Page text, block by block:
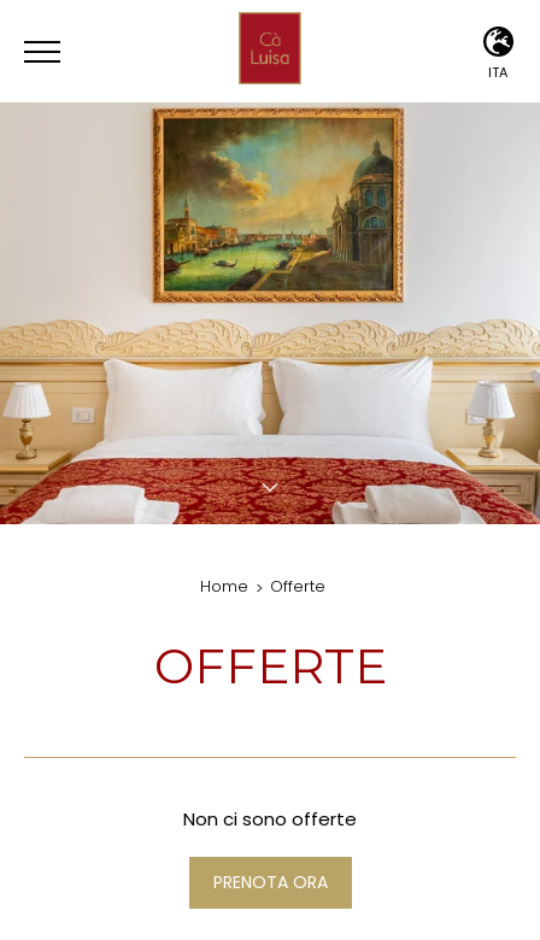
ITA
Home Offerte
OFFERTE
Non ci sono offerte
PRENOTA ORA